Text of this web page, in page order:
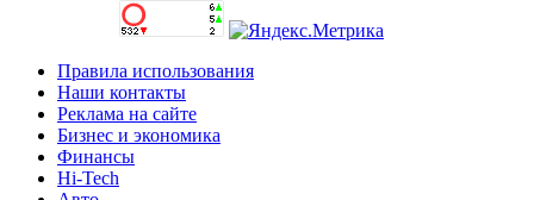
Правила использования
Наши контакты
Реклама на сайте
Бизнес и экономика
Финансы
Hi-Tech